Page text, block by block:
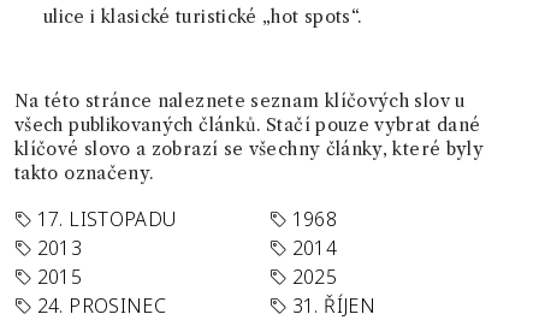
ulice i klasické turistické „hot spots“.
Na této stránce naleznete seznam klíčových slov u
všech publikovaných článků. Stačí pouze vybrat dané
klíčové slovo a zobrazí se všechny články, které byly
takto označeny.
17. LISTOPADU
1968
2013
2014
2015
2025
24. PROSINEC
31. ŘÍJEN